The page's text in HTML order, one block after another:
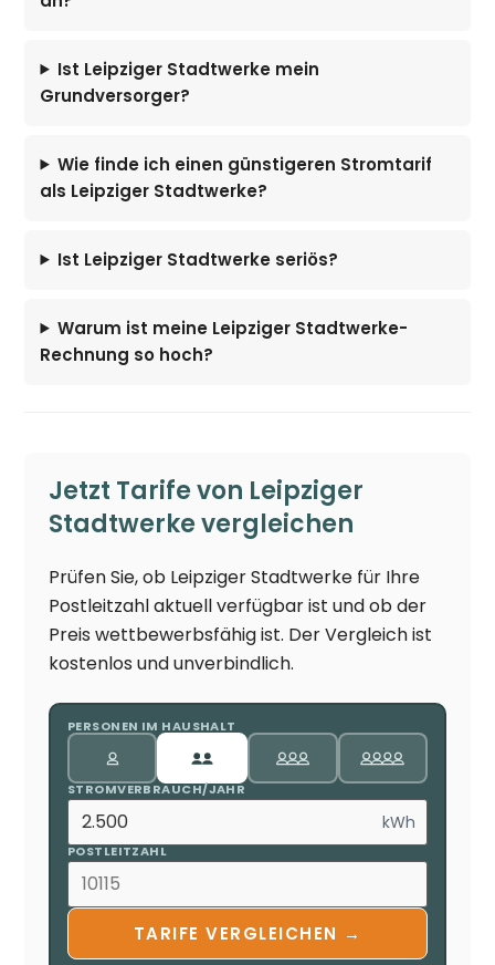
Ist Leipziger Stadtwerke mein
Grundversorger?
Wie finde ich einen günstigeren Stromtarif
als Leipziger Stadtwerke?
Ist Leipziger Stadtwerke seriös?
Warum ist meine Leipziger Stadtwerke-
Rechnung so hoch?
Jetzt Tarife von Leipziger
Stadtwerke vergleichen
Prüfen Sie, ob Leipziger Stadtwerke für Ihre
Postleitzahl aktuell verfügbar ist und ob der
Preis wettbewerbsfähig ist. Der Vergleich ist
kostenlos und unverbindlich.
PERSONEN IM HAUSHALT
STROMVERBRAUCH/JAHR
kWh
POSTLEITZAHL
TARIFE VERGLEICHEN →